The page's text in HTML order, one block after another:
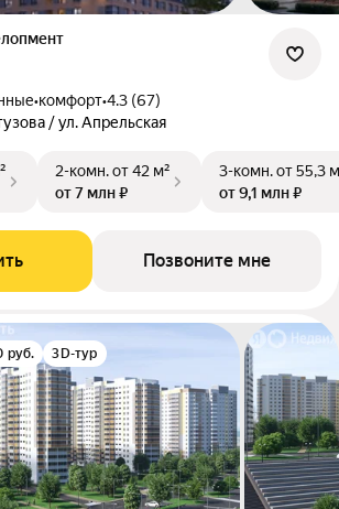
•комфорт•4.3 (67)
/ ул. Апрельская
2-комн.от 42 м²
от 7 млн ₽
3-комн.от 55,3
от 9,1 млн ₽
Позвоните мне
руб. 3D-тур